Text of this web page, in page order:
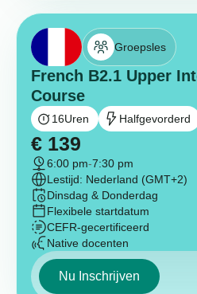
Groepsles
French B2.1 Upper
Course
16Uren Halfgevorderd
€ 139
6:00 pm-7:30 pm
Lestijd: Nederland (GMT+2)
Dinsdag & Donderdag
Flexibele startdatum
CEFR-gecertificeerd
Native docenten
Nu Inschrijven